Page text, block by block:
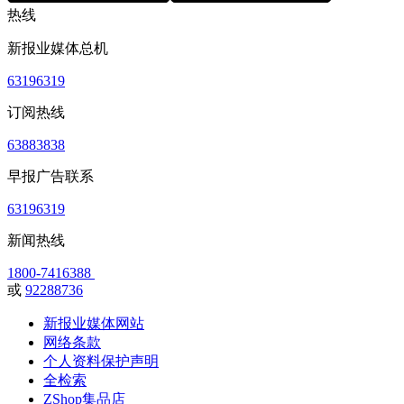
热线
新报业媒体总机
63196319
订阅热线
63883838
早报广告联系
63196319
新闻热线
1800-7416388
或 92288736
新报业媒体网站
网络条款
个人资料保护声明
全检索
ZShop集品店